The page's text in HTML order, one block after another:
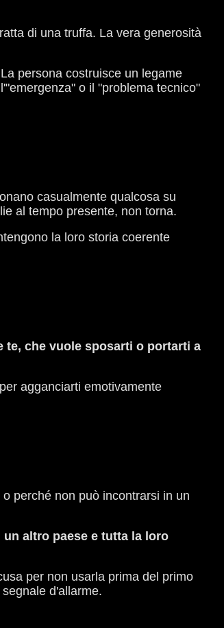
di una truffa. La vera generosità
La persona costruisce un legame
o il "problema tecnico"
casualmente qualcosa su
al tempo presente, non torna.
la loro storia coerente
te, che vuole sposarti o portarti a
agganciarti emotivamente
perché non può incontrarsi in un
altro paese e tutta la loro
per non usarla prima del primo
d'allarme.